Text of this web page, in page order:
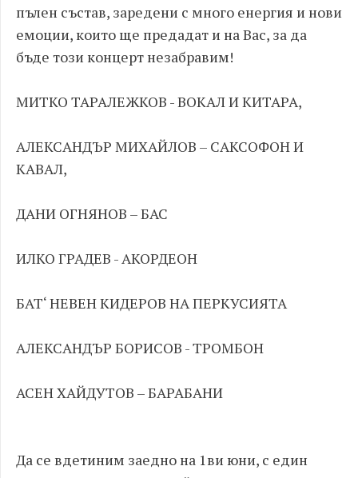
пълен състав, заредени с много енергия и нови
емоции, които ще предадат и на Вас, за да
бъде този концерт незабравим!
МИТКО ТАРАЛЕЖКОВ - ВОКАЛ И КИТАРА,
АЛЕКСАНДЪР МИХАЙЛОВ – САКСОФОН И
КАВАЛ,
ДАНИ ОГНЯНОВ – БАС
ИЛКО ГРАДЕВ - АКОРДЕОН
БАТ‘ НЕВЕН КИДЕРОВ НА ПЕРКУСИЯТА
АЛЕКСАНДЪР БОРИСОВ - ТРОМБОН
АСЕН ХАЙДУТОВ – БАРАБАНИ
Да се вдетиним заедно на 1ви юни, с един